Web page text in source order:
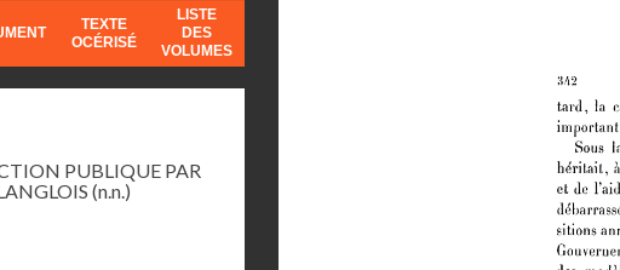
TEXTE
OCÉRISÉ
LISTE
DES
VOLUMES
PUBLIQUE PAR
(n.n.)